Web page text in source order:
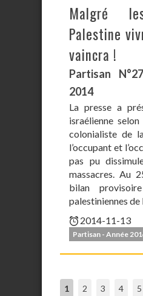
Malgré
Palestine
vaincra !
Partisan
2014
La presse a
israélienne
colonialiste de
l’occupant et
pas pu
massacres. Au
bilan
palestiniennes de
2014-11-13
Partisan - Année
1 2 3 4 5